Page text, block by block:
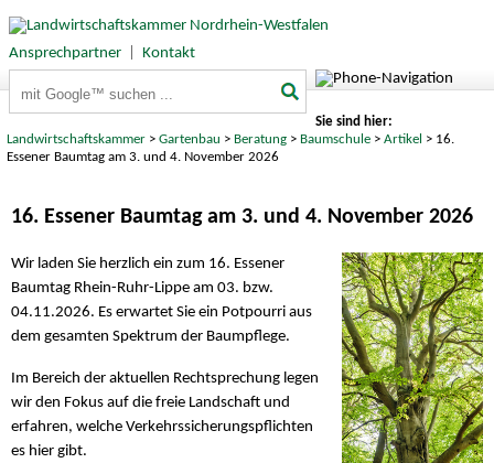
Ansprechpartner|
Kontakt
Sie sind hier:
Landwirtschaftskammer >Gartenbau > Beratung > Baumschule >Artikel > 16.
Essener Baumtag am 3. und 4. November 2026
16. Essener Baumtag am 3. und 4. November 2026
Wir laden Sie herzlich ein zum 16. Essener
Baumtag Rhein-Ruhr-Lippe am 03. bzw.
04.11.2026. Es erwartet Sie ein Potpourri aus
dem gesamten Spektrum der Baumpflege.
Im Bereich der aktuellen Rechtsprechung legen
wir den Fokus auf die freie Landschaft und
erfahren, welche Verkehrssicherungspflichten
es hier gibt.